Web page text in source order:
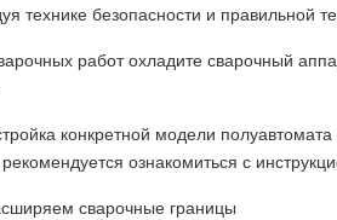
технике безопасности и правильной
работ охладите сварочный
конкретной модели
ознакомиться с
сварочные границы